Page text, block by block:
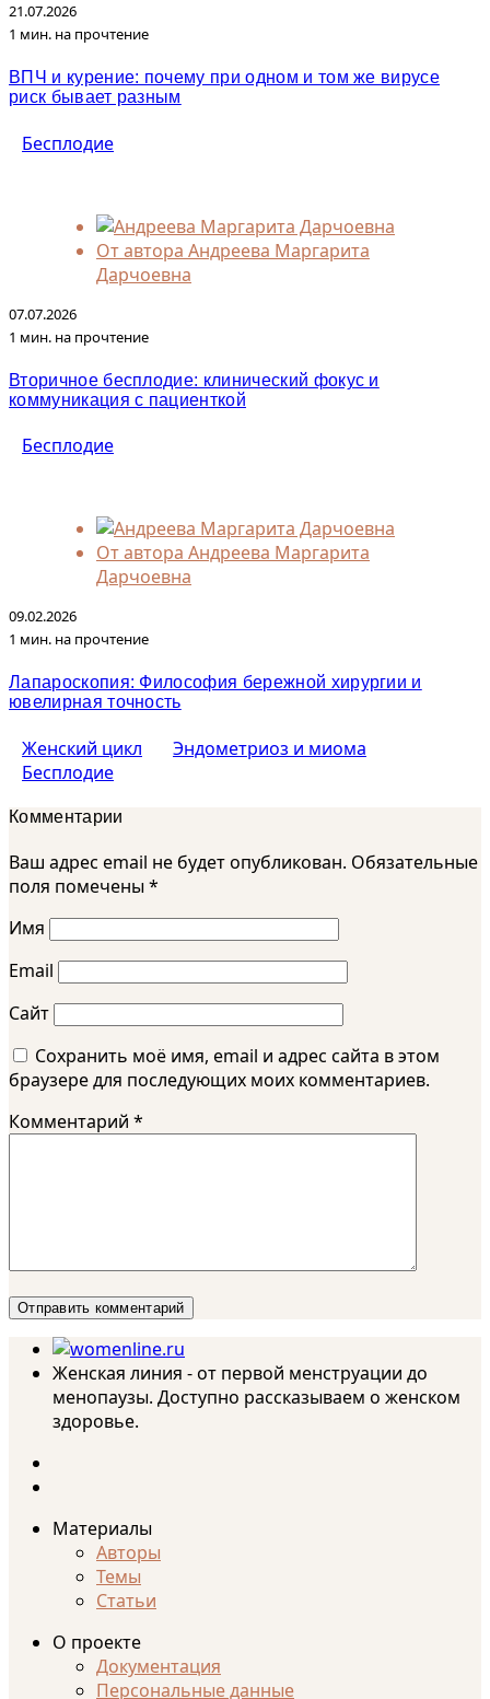
21.07.2026
1 мин. на прочтение
ВПЧ и курение: почему при одном и том же вирусе
риск бывает разным
Бесплодие
От автора Андреева Маргарита
Дарчоевна
07.07.2026
1 мин. на прочтение
Вторичное бесплодие: клинический фокус и
коммуникация с пациенткой
Бесплодие
От автора Андреева Маргарита
Дарчоевна
09.02.2026
1 мин. на прочтение
Лапароскопия: Философия бережной хирургии и
ювелирная точность
Женский цикл
Эндометриоз и миома
Бесплодие
Комментарии
Ваш адрес email не будет опубликован. Обязательные
поля помечены*
Имя
Email
Сайт
Сохранить моё имя, email и адрес сайта в этом
браузере для последующих моих комментариев.
Комментарий *
Женская линия - от первой менструации до
менопаузы. Доступно рассказываем о женском
здоровье.
Материалы
Авторы
Темы
Статьи
О проекте
Документация
Персональные данные